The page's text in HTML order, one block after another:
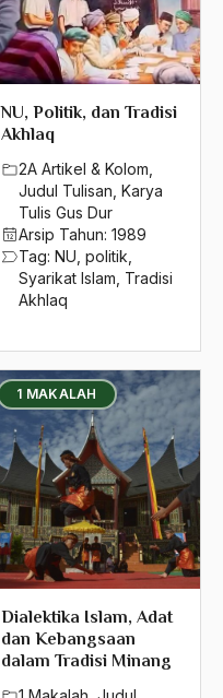
NU, Politik, dan Tradisi
Akhlaq
2A Artikel & Kolom
Judul Tulisan Karya
Tulis Gus Dur
Arsip Tahun: 1989
Tag: NU politik
Syarikat Islam Tradisi
Akhlaq
1 MAKALAH
Dialektika Islam, Adat
dan Kebangsaan
dalam Tradisi Minang